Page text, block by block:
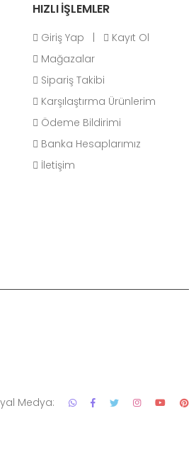
HIZLI İŞLEMLER
Giriş Yap
Kayıt Ol
Mağazalar
Sipariş Takibi
Karşılaştırma Ürünlerim
Ödeme Bildirimi
Banka Hesaplarımız
İletişim
Medya: